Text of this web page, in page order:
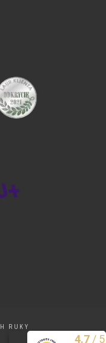
RUKY
Excelentne
4.7 / 5